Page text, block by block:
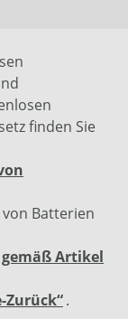
finden Sie
Batterien
Artikel
.